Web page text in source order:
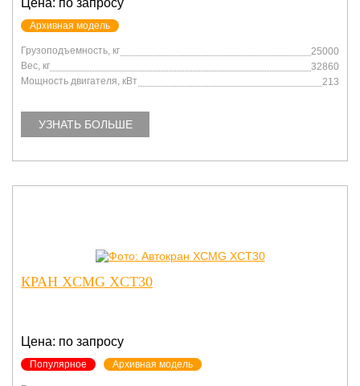
Цена: по запросу
Архивная модель
Грузоподъемность, кг
25000
Вес, кг
32860
Мощность двигателя, кВт
213
УЗНАТЬ БОЛЬШЕ
КРАН XCMG XCT30
Цена: по запросу
Популярное Архивная модель